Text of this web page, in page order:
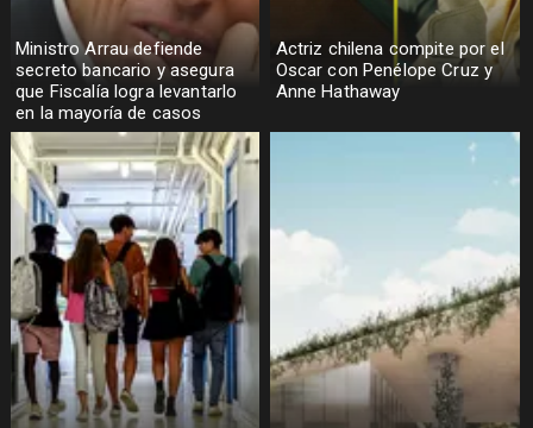
Ministro Arrau defiende
secreto bancario y asegura
que Fiscalía logra levantarlo
en la mayoría de casos
Actriz chilena compite por el
Oscar con Penélope Cruz y
Anne Hathaway